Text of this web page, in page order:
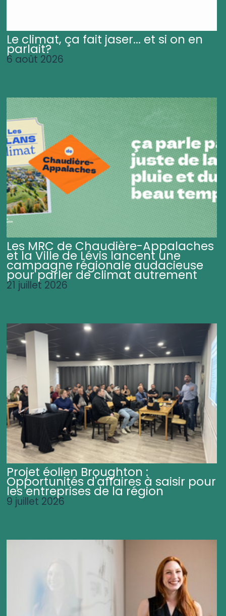
Le climat, ça fait jaser... et si on en
parlait?
6 août 2026
Les MRC de Chaudière-Appalaches
et la Ville de Lévis lancent une
campagne régionale audacieuse
pour parler de climat autrement
21 juillet 2026
Projet éolien Broughton :
Opportunités d'affaires à saisir pour
les entreprises de la région
9 juillet 2026